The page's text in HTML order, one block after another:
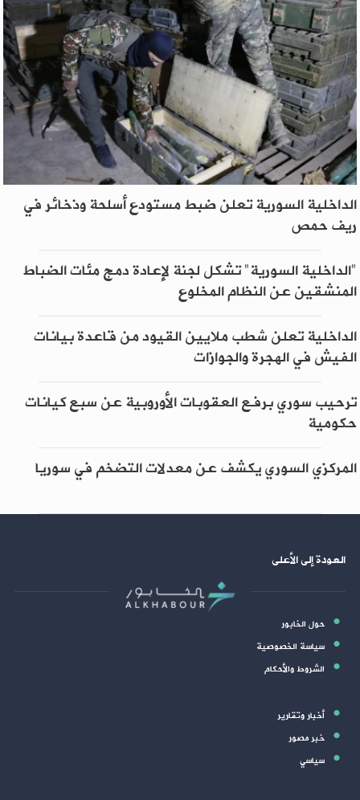
الداخلية السورية تعلن ضبط مستودع أسلحة وذخائر في
ريف حمص
"الداخلية السورية" تشكل لجنة لإعادة دمج مئات الضباط
المنشقين عن النظام المخلوع
الداخلية تعلن شطب ملايين القيود من قاعدة بيانات
الفيش في الهجرة والجوازات
ترحيب سوري برفع العقوبات الأوروبية عن سبع كيانات
حكومية
المركزي السوري يكشف عن معدلات التضخم في سوريا
العودة إلى الأعلى
حول الخابور
سياسة الخصوصية
الشروط والأحكام
أخبار وتقارير
خبر مصور
سياسي